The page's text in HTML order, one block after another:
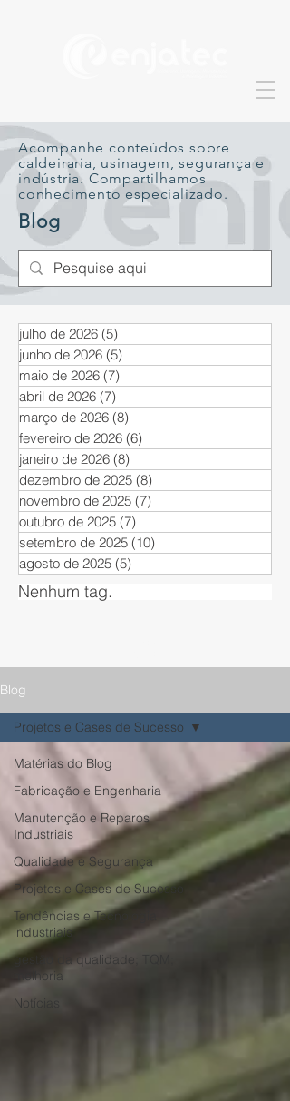
Acompanhe conteúdos sobre
caldeiraria, usinagem, segurança e
indústria. Compartilhamos
conhecimento especializado.
Blog
julho de 2026 (5)
junho de 2026 (5)
maio de 2026 (7)
abril de 2026 (7)
março de 2026 (8)
fevereiro de 2026 (6)
janeiro de 2026 (8)
dezembro de 2025 (8)
novembro de 2025 (7)
outubro de 2025 (7)
setembro de 2025 (10)
agosto de 2025 (5)
Nenhum tag.
Blog
Matérias do Blog
Fabricação e Engenharia
Manutenção e Reparos
Industriais
Qualidade e Segurança
Projetos e Cases de Sucesso
Tendências e Tecnologia
industriais
gestão da qualidade; TQM;
melhoria
Notícias
Projetos e Cases de Sucesso